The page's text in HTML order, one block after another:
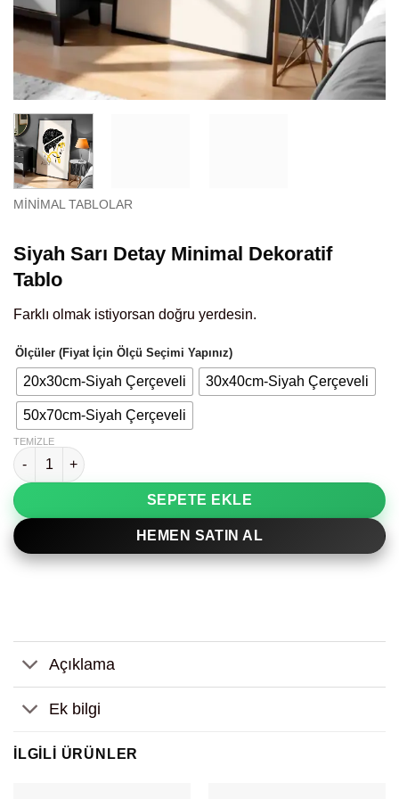
MINIMAL TABLOLAR
Siyah Sarı Detay Minimal Dekoratif
Tablo
Farklı olmak istiyorsan doğru yerdesin.
Ölçüler (Fiyat İçin Ölçü Seçimi Yapınız)
20x30cm-Siyah Çerçeveli 30x40cm-Siyah Çerçeveli
50x70cm-Siyah Çerçeveli
TEMIZLE
Siyah Sarı Detay Minimal Dekoratif Tablo adet
SEPETE EKLE
HEMEN SATIN AL
Açıklama
Ek bilgi
İLGILI ÜRÜNLER